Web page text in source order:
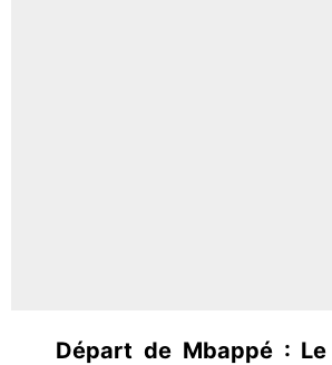
Départ de Mbappé : Le